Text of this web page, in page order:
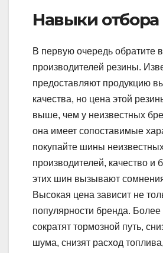
Навыки отбора
В первую очередь обратите
производителей резины.
предоставляют продукцию
качества, но цена этой
выше, чем у неизвестных
она имеет сопоставимые
покупайте шины
производителей, качество и
этих шин вызывают
Высокая цена зависит не
популярности бренда.
сократят тормозной путь,
шума, снизят расход